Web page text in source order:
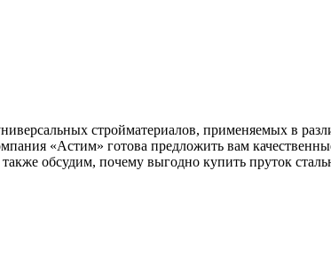
стройматериалов, применяемых в
«Астим» готова предложить вам
обсудим, почему выгодно купить пруток